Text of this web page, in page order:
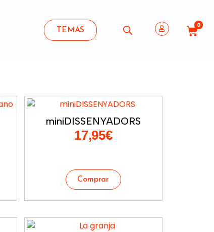
TEMAS
0
miniDISSENYADORS
17,95€